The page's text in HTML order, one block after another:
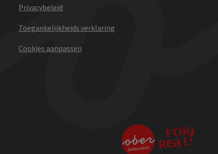
Privacybeleid
Toegankelijkheids verklaring
Cookies aanpassen